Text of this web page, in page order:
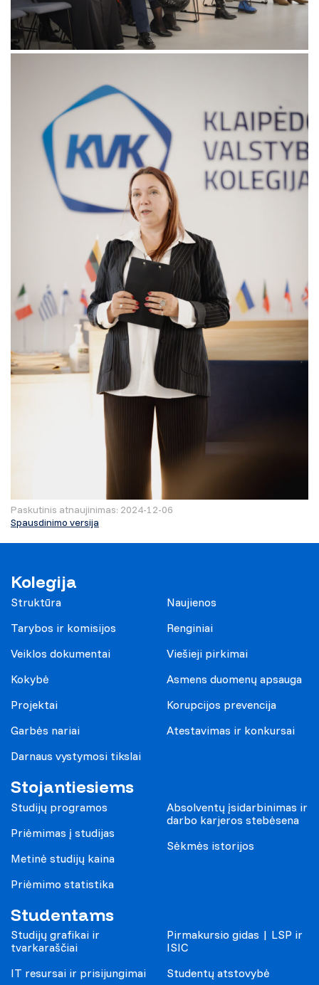
Paskutinis atnaujinimas: 2024-12-06
Spausdinimo versija
Kolegija
Struktūra
Tarybos ir komisijos
Veiklos dokumentai
Kokybė
Projektai
Garbės nariai
Darnaus vystymosi tikslai
Naujienos
Renginiai
Viešieji pirkimai
Asmens duomenų apsauga
Korupcijos prevencija
Atestavimas ir konkursai
Stojantiesiems
Studijų programos
Priėmimas į studijas
Metinė studijų kaina
Priėmimo statistika
Absolventų įsidarbinimas ir
darbo karjeros stebėsena
Sėkmės istorijos
Studentams
Studijų grafikai ir
tvarkaraščiai
IT resursai ir prisijungimai
Pirmakursio gidas | LSP ir
ISIC
Studentų atstovybė